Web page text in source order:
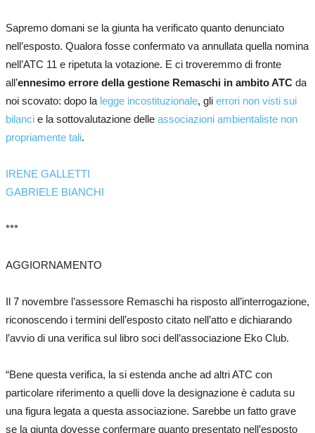
Sapremo domani se la giunta ha verificato quanto denunciato
nell’esposto. Qualora fosse confermato va annullata quella nomina
nell’ATC 11 e ripetuta la votazione. E ci troveremmo di fronte
all’ennesimo errore della gestione Remaschi in ambito ATC da
noi scovato: dopo la legge incostituzionale, gli errori non visti sui
bilanci e la sottovalutazione delle associazioni ambientaliste non
propriamente tali.
IRENE GALLETTI
GABRIELE BIANCHI
***
AGGIORNAMENTO
Il 7 novembre l’assessore Remaschi ha risposto all’interrogazione,
riconoscendo i termini dell’esposto citato nell’atto e dichiarando
l’avvio di una verifica sul libro soci dell’associazione Eko Club.
“Bene questa verifica, la si estenda anche ad altri ATC con
particolare riferimento a quelli dove la designazione è caduta su
una figura legata a questa associazione. Sarebbe un fatto grave
se la giunta dovesse confermare quanto presentato nell’esposto